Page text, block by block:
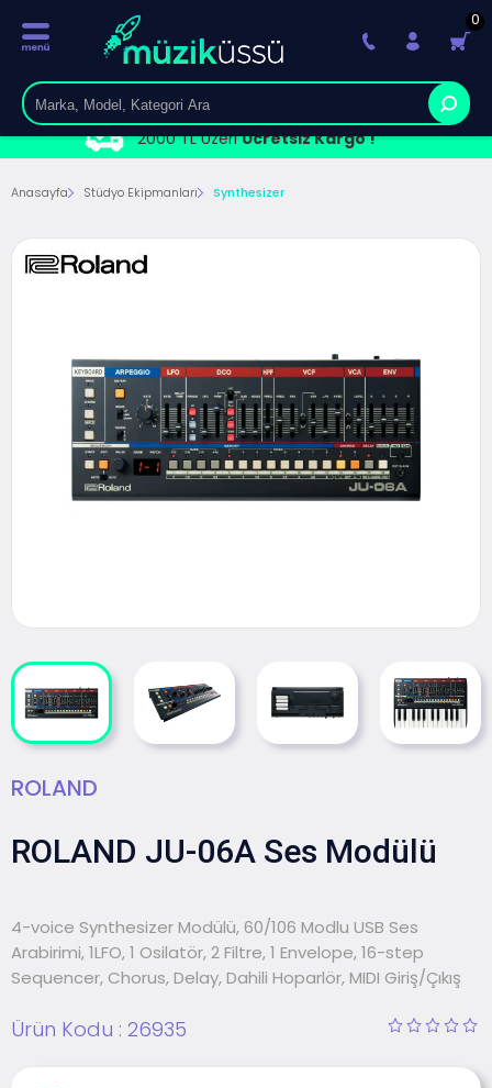
2000 TL ÜzeriÜcretsiz Kargo !
0
Anasayfa Stüdyo Ekipmanları Synthesizer
ROLAND
ROLAND JU-06A Ses Modülü
4-voice Synthesizer Modülü, 60/106 Modlu USB Ses
Arabirimi, 1LFO, 1 Osilatör, 2 Filtre, 1 Envelope, 16-step
Sequencer, Chorus, Delay, Dahili Hoparlör, MIDI Giriş/Çıkış
Ürün Kodu : 26935